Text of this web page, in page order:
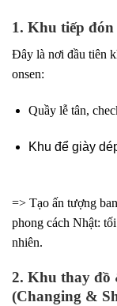
1. Khu tiếp
Đây là nơi đầu tiên
onsen:
Quầy lễ tân,
Khu để giày
=> Tạo ấn tượng
phong cách Nhật:
nhiên.
2. Khu thay đồ
(Changing &